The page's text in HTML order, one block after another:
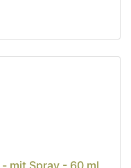
mit Spray - 60 ml